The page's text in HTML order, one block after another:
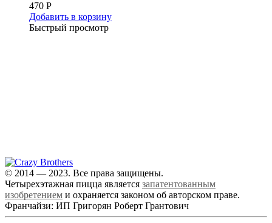
470 Р
Добавить в корзину
Быстрый просмотр
© 2014 — 2023. Все права защищены.
Четырехэтажная пицца является запатентованным
изобретением и охраняется законом об авторском праве.
Франчайзи: ИП Григорян Роберт Грантович